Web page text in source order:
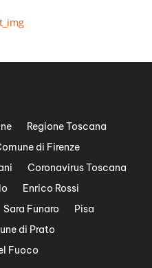
Regione Toscana
di Firenze
Coronavirus Toscana
Enrico Rossi
Sara Funaro
Pisa
di Prato
Fuoco